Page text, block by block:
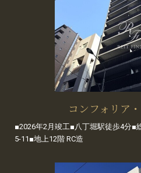
コンフォリア
■2026年2月竣工■八丁堀駅徒歩4分■
5-11■地上12階 RC造